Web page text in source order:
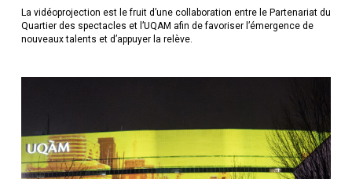
La vidéoprojection est le fruit d’une collaboration entre le Partenariat du
Quartier des spectacles et l’UQAM afin de favoriser l’émergence de
nouveaux talents et d’appuyer la relève.